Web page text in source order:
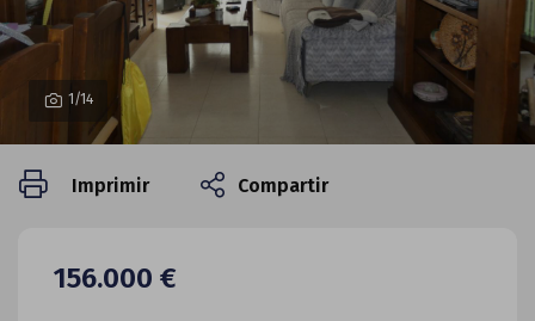
156.000 €
Imprimir Compartir
1 /14